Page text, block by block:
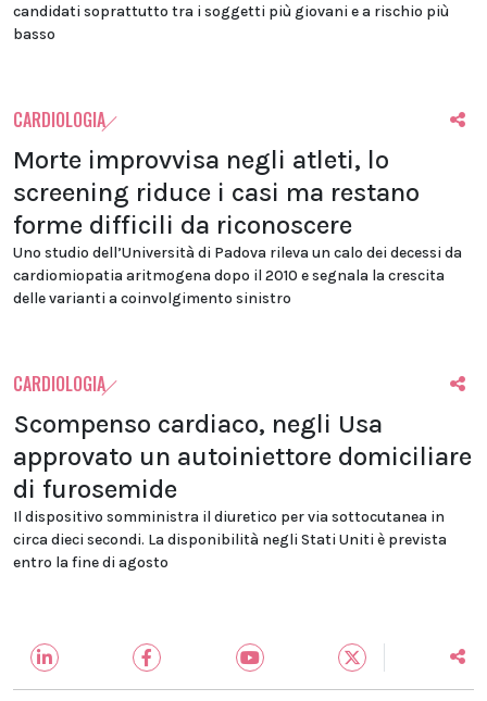
candidati soprattutto tra i soggetti più giovani e a rischio più
basso
CARDIOLOGIA
Morte improvvisa negli atleti, lo
screening riduce i casi ma restano
forme difficili da riconoscere
Uno studio dell’Università di Padova rileva un calo dei decessi da
cardiomiopatia aritmogena dopo il 2010 e segnala la crescita
delle varianti a coinvolgimento sinistro
CARDIOLOGIA
Scompenso cardiaco, negli Usa
approvato un autoiniettore domiciliare
di furosemide
Il dispositivo somministra il diuretico per via sottocutanea in
circa dieci secondi. La disponibilità negli Stati Uniti è prevista
entro la fine di agosto